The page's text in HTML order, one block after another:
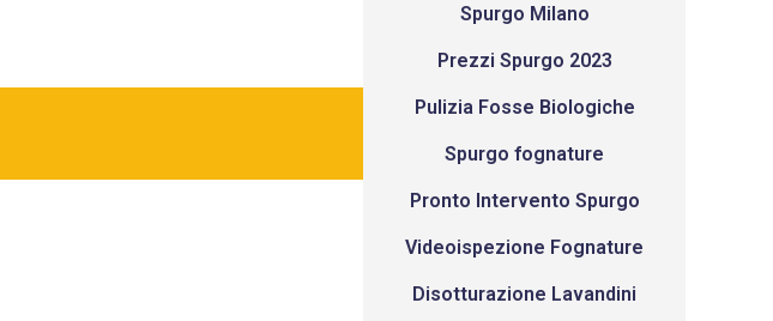
Spurgo Milano
Prezzi Spurgo 2023
Pulizia Fosse Biologiche
Spurgo fognature
Pronto Intervento Spurgo
Videoispezione Fognature
Disotturazione Lavandini